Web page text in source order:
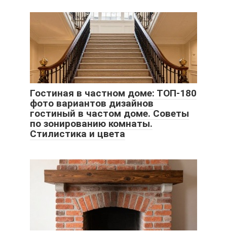
Гостиная в частном доме: ТОП-180
фото вариантов дизайнов
гостиный в частом доме. Советы
по зонированию комнаты.
Стилистика и цвета